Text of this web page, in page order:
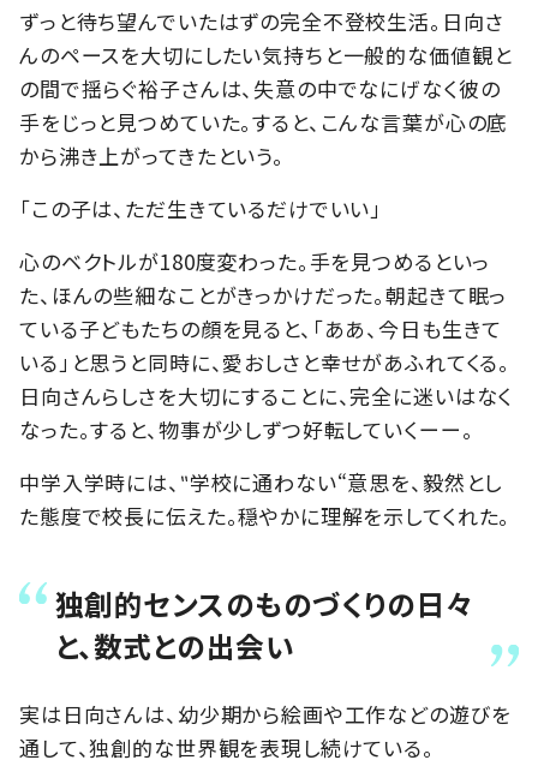
ずっと待ち望んでいたはずの完全不登校生活。日向さ
んのペースを大切にしたい気持ちと一般的な価値観と
の間で揺らぐ裕子さんは、失意の中でなにげなく彼の
手をじっと見つめていた。すると、こんな言葉が心の底
から沸き上がってきたという。
「この子は、ただ生きているだけでいい」
心のベクトルが180度変わった。手を見つめるといっ
た、 ほんの些細なことがきっかけだった。朝起きて眠っ
ている子どもたちの顔を見ると、「ああ、今日も生きて
いる」と思うと同時に、愛おしさと幸せがあふれてくる。
日向さんらしさを大切にすることに、完全に迷いはなく
なった。すると、物事が少しずつ好転していくーー。
中学入学時には、‶学校に通わない“意思を、毅然とし
た態度で校長に伝えた。穏やかに理解を示してくれた。
独創的センスのものづくりの日々
と、数式との出会い
実は日向さんは、幼少期から絵画や工作などの遊びを
通して、独創的な世界観を表現し続けている。